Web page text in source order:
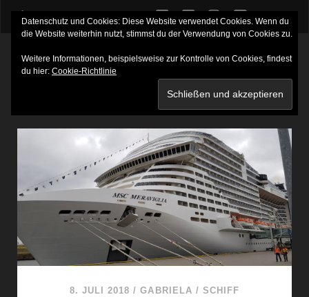
twitterfacebookinstagram
youtube
8. JULI 2018 /GABRIELA / SCHIFF
Datenschutz und Cookies: Diese Website verwendet Cookies. Wenn du
die Website weiterhin nutzt, stimmst du der Verwendung von Cookies zu.
Weitere Informationen, beispielsweise zur Kontrolle von Cookies, findest
du hier: Cookie-Richtlinie